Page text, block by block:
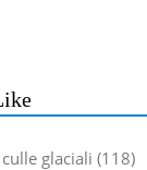
culle glaciali 118